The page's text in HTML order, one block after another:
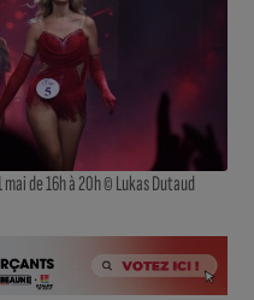
de 16h à 20h © Lukas Dutaud